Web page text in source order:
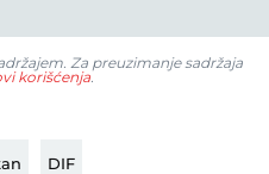
Za preuzimanje sadržaja
korišćenja.
DIF